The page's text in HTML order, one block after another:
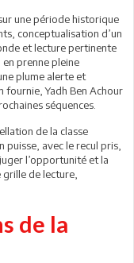
une période historique
conceptualisation d’un
et lecture pertinente
en prenne pleine
plume alerte et
fournie, Yadh Ben Achour
séquences.
de la classe
avec le recul pris,
l’opportunité et la
de lecture,
de la